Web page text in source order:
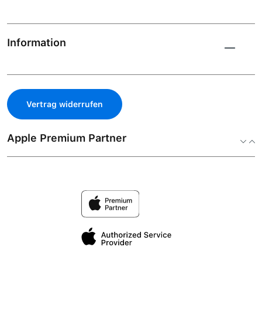
Information
Vertrag widerrufen
Apple Premium Partner